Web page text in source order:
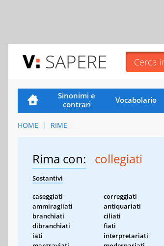
SAPERE
Sinonimi e
contrari
Vocabolario
HOME RIME
Rima con: collegiati
Sostantivi
caseggiati correggiati
ammiragliati
antiquariati
branchiati
ciliati
dibranchiati
fiati
iati
interpretariati